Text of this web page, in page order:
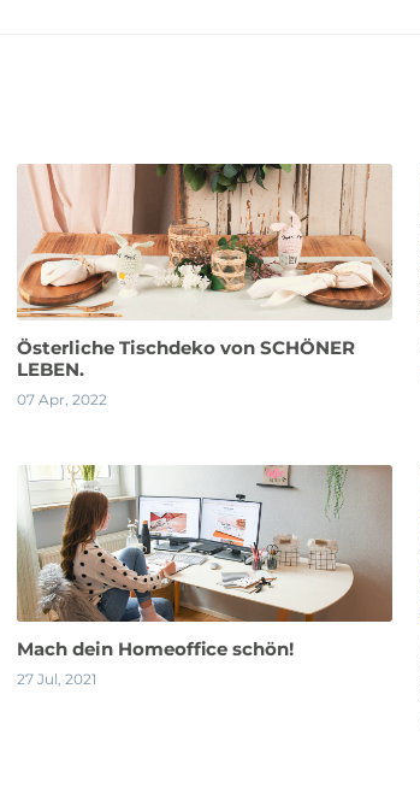
Österliche Tischdeko von SCHÖNER
LEBEN.
07 Apr, 2022
Mach dein Homeoffice schön!
27 Jul, 2021